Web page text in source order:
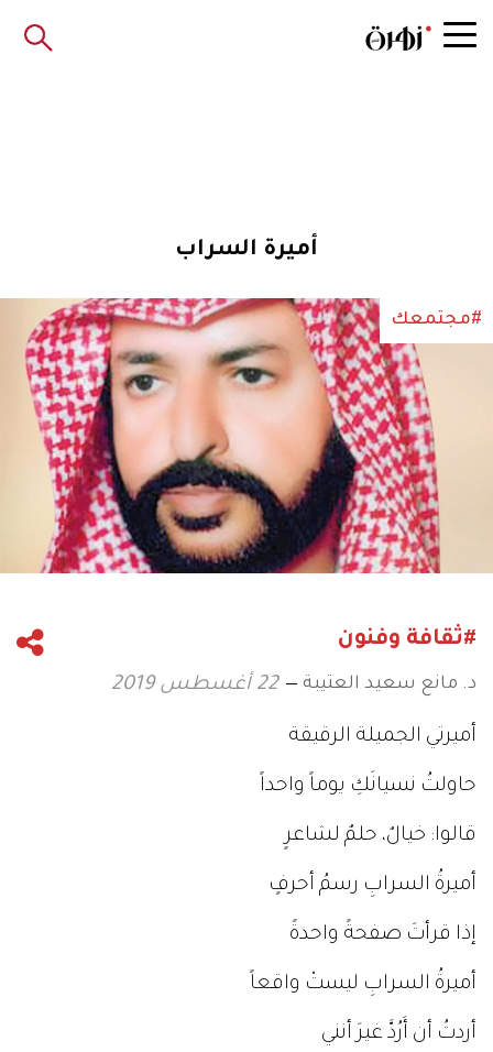
أميرة السراب
#مجتمعك
#ثقافة وفنون
د. مانع سعيد العتيبة 22 أغسطس 2019
أميرتي الجميلة الرقيقة
حاولتُ نسيانَكِ يوماً واحداً
قالوا: خيالٌ، حلمٌ لشاعرٍ
أميرةُ السرابِ رسمُ أحرفٍ
إذا قرأتَ صفحةً واحدةً
أميرةُ السرابِ ليستْ واقعاً
أردتُ أن أَرُدَّ غيرَ أنني